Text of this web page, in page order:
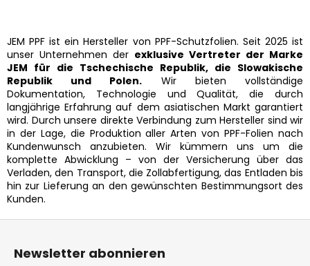
JEM PPF ist ein Hersteller von PPF-Schutzfolien. Seit 2025 ist
unser Unternehmen der exklusive Vertreter der Marke
JEM für die Tschechische Republik, die Slowakische
Republik und Polen. Wir bieten vollständige
Dokumentation, Technologie und Qualität, die durch
langjährige Erfahrung auf dem asiatischen Markt garantiert
wird. Durch unsere direkte Verbindung zum Hersteller sind wir
in der Lage, die Produktion aller Arten von PPF-Folien nach
Kundenwunsch anzubieten. Wir kümmern uns um die
komplette Abwicklung – von der Versicherung über das
Verladen, den Transport, die Zollabfertigung, das Entladen bis
hin zur Lieferung an den gewünschten Bestimmungsort des
Kunden.
Newsletter abonnieren